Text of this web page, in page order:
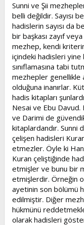
Sunni ve Şii
belli değildir. Sayısı
hadislerin sayısı da
bir başkası zayıf
mezhep, kendi
içindeki hadisleri
sınıflamasına tabi
mezhepler genellikle
olduğuna inanırlar.
hadis kitapları
Nesai ve Ebu
ve Darimi de
kitaplardandır. Sunni
çelişen hadisleri
etmezler. Öyle ki
Kuran çeliştiğinde
etmişler ve bunu bir
etmişlerdir. Örneğin
ayetinin son bölümü
edilmiştir. Diğer
hükmünü
olarak hadisleri